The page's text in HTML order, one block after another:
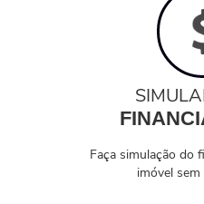
Faça simulação do
imóvel